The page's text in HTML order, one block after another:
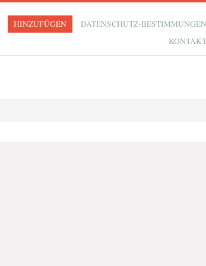
HINZUFÜGEN
DATENSCHUTZ-